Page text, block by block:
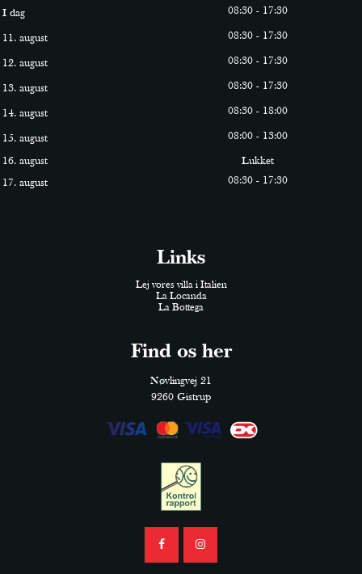
I dag 08:30 - 17:30
11. august 08:30 - 17:30
12. august 08:30 - 17:30
13. august 08:30 - 17:30
14. august 08:30 - 18:00
15. august 08:00 - 13:00
16. august
Lukket
17. august
08:30 - 17:30
Links
Lej vores villa i Italien
La Locanda
La Bottega
Find os her
Nøvlingvej 21
9260 Gistrup